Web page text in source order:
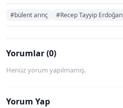
#bülent arınç #Recep Tayyip Erdoğan
Yorumlar (0)
Henüz yorum yapılmamış.
Yorum Yap